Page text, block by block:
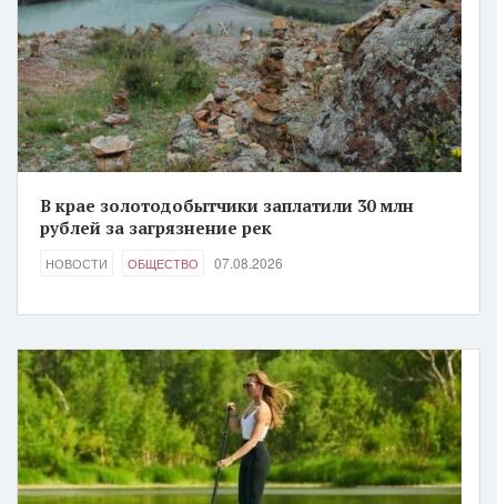
В крае золотодобытчики заплатили 30 млн
рублей за загрязнение рек
НОВОСТИ ОБЩЕСТВО 07.08.2026